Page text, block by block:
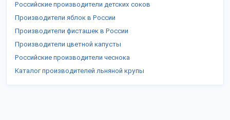
Российские производители детских соков
Производители яблок в России
Производители фисташек в России
Производители цветной капусты
Российские производители чеснока
Каталог производителей льняной крупы